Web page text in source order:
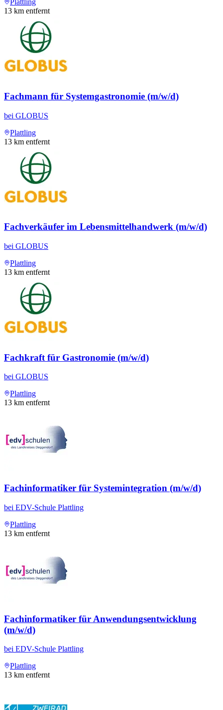
Plattling
13 km entfernt
Fachmann für Systemgastronomie (m/w/d)
bei GLOBUS
Plattling
13 km entfernt
Fachverkäufer im Lebensmittelhandwerk (m/w/d)
bei GLOBUS
Plattling
13 km entfernt
Fachkraft für Gastronomie (m/w/d)
bei GLOBUS
Plattling
13 km entfernt
Fachinformatiker für Systemintegration (m/w/d)
bei EDV-Schule Plattling
Plattling
13 km entfernt
Fachinformatiker für Anwendungsentwicklung
(m/w/d)
bei EDV-Schule Plattling
Plattling
13 km entfernt